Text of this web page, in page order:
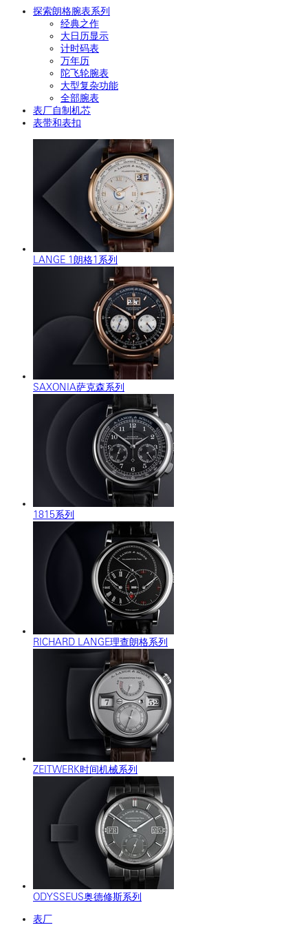
探索朗格腕表系列
经典之作
大日历显示
计时码表
万年历
陀飞轮腕表
大型复杂功能
全部腕表
表厂自制机芯
表带和表扣
LANGE 1朗格1系列
SAXONIA萨克森系列
1815系列
RICHARD LANGE理查朗格系列
ZEITWERK时间机械系列
ODYSSEUS奥德修斯系列
表厂